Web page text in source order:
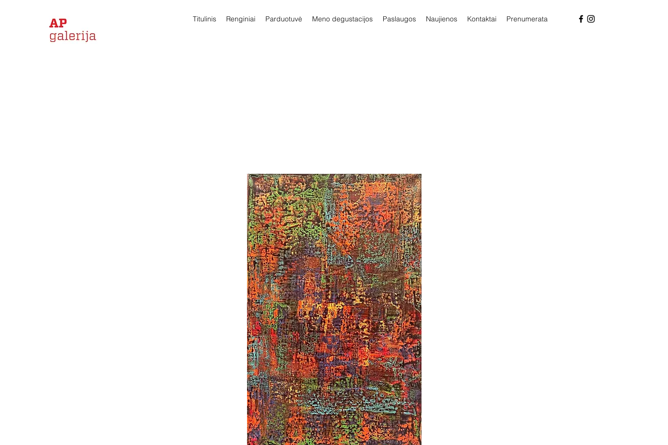
Titulinis Renginiai Parduotuvė Meno degustacijos Paslaugos Naujienos Kontaktai Prenumerata